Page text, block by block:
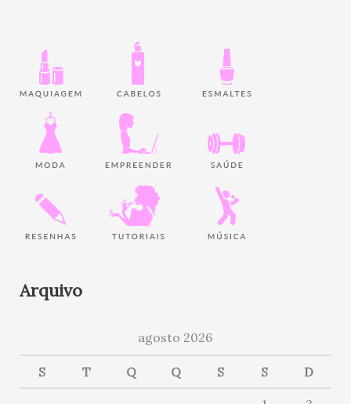
Arquivo
agosto 2026
S T Q Q S S D